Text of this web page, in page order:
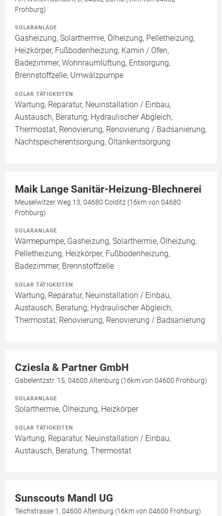
Frohburg)
SOLARANLAGE
Gasheizung, Solarthermie, Ölheizung, Pelletheizung,
Heizkörper, Fußbodenheizung, Kamin / Ofen,
Badezimmer, Wohnraumlüftung, Entsorgung,
Brennstoffzelle, Umwälzpumpe
SOLAR TÄTIGKEITEN
Wartung, Reparatur, Neuinstallation / Einbau,
Austausch, Beratung, Hydraulischer Abgleich,
Thermostat, Renovierung, Renovierung / Badsanierung,
Nachtspeicherentsorgung, Öltankentsorgung
Maik Lange Sanitär-Heizung-Blechnerei
Meuselwitzer Weg 13, 04680 Colditz (16km von 04680
Frohburg)
SOLARANLAGE
Wärmepumpe, Gasheizung, Solarthermie, Ölheizung,
Pelletheizung, Heizkörper, Fußbodenheizung,
Badezimmer, Brennstoffzelle
SOLAR TÄTIGKEITEN
Wartung, Reparatur, Neuinstallation / Einbau,
Austausch, Beratung, Hydraulischer Abgleich,
Thermostat, Renovierung, Renovierung / Badsanierung
Cziesla & Partner GmbH
Gabelentzstr. 15, 04600 Altenburg (16km von 04600 Frohburg)
SOLARANLAGE
Solarthermie, Ölheizung, Heizkörper
SOLAR TÄTIGKEITEN
Wartung, Reparatur, Neuinstallation / Einbau,
Austausch, Beratung, Thermostat
Sunscouts Mandl UG
Teichstrasse 1, 04600 Altenburg (16km von 04600 Frohburg)